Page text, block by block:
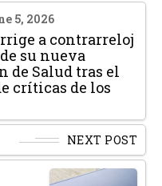
5, 2026
a contrarreloj
su nueva
de Salud tras el
críticas de los
NEXT POST